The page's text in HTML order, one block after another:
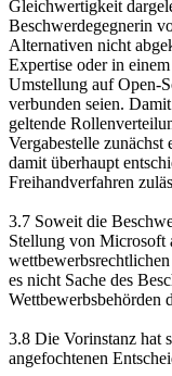
Gleichwertigkeit
Beschwerdegegnerin
Alternativen nicht
Expertise oder in
Umstellung auf Open-
verbunden seien.
geltende
Vergabestelle
damit überhaupt
Freihandverfahren
3.7 Soweit die
Stellung von Microsoft
es nicht Sache des
Wettbewerbsbehörden
3.8 Die Vorinstanz hat
angefochtenen